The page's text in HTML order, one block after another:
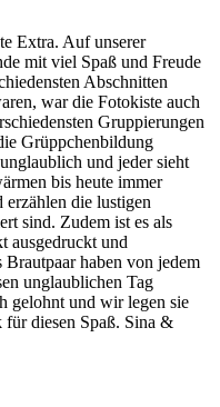
Extra. Auf unserer
mit viel Spaß und Freude
Abschnitten
war die Fotokiste auch
Gruppierungen
Grüppchenbildung
und jeder sieht
bis heute immer
erzählen die lustigen
sind. Zudem ist es als
ausgedruckt und
haben von jedem
unglaublichen Tag
gelohnt und wir legen sie
diesen Spaß. Sina &